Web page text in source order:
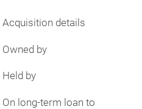
Acquisition details
Owned by
Held by
On long-term loan to